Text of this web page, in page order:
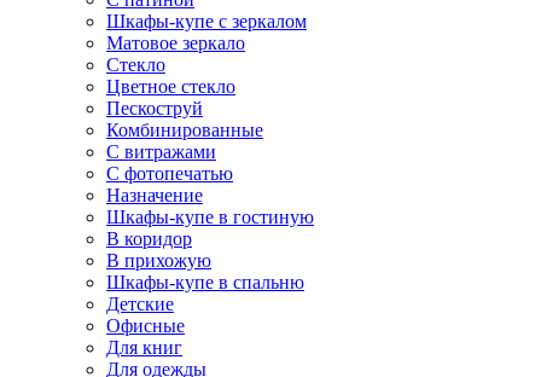
Шкафы-купе с зеркалом
Матовое зеркало
Стекло
Цветное стекло
Пескоструй
Комбинированные
С витражами
С фотопечатью
Назначение
Шкафы-купе в гостиную
В коридор
В прихожую
Шкафы-купе в спальню
Детские
Офисные
Для книг
Для одежды